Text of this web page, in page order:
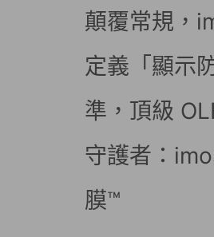
顛覆常規，
定義「顯示
準，頂級
守護者：
膜™